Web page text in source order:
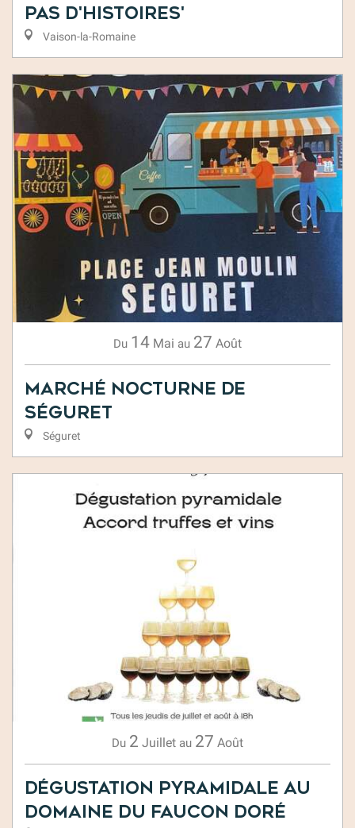
Pas d'Histoires'
Vaison-la-Romaine
Du 14 Mai au 27 Août
Marché nocturne de
Séguret
Séguret
Du 2 Juillet au 27 Août
Dégustation Pyramidale au
domaine du Faucon Doré